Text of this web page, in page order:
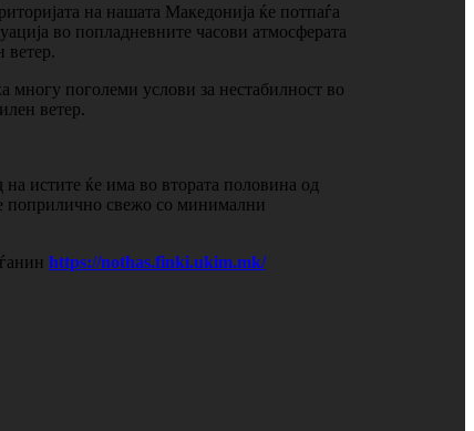
на нашата Македонија ќе потпаѓа
во попладневните часови атмосферата
ветер.
многу поголеми услови за нестабилност во
ветер.
на истите ќе има во втората половина од
поприлично свежо со минимални
https://nothas.finki.ukim.mk/